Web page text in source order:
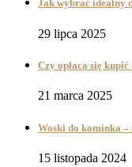
Jak wybrać idealny
29 lipca 2025
Czy opłaca się
21 marca 2025
Woski do kominka –
15 listopada 2024